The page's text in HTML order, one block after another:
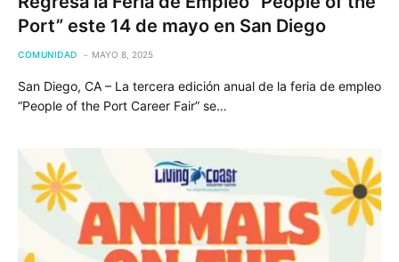
Port” este 14 de mayo en San Diego
COMUNIDAD MAYO 8, 2025
San Diego, CA – La tercera edición anual de la feria de empleo
“People of the Port Career Fair” se…